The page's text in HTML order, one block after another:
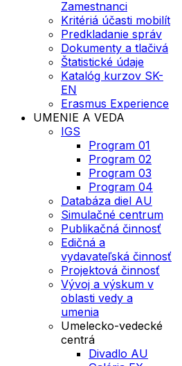
Zamestnanci
Kritériá účasti mobilít
Predkladanie správ
Dokumenty a tlačivá
Štatistické údaje
Katalóg kurzov SK-
EN
Erasmus Experience
UMENIE A VEDA
IGS
Program 01
Program 02
Program 03
Program 04
Databáza diel AU
Simulačné centrum
Publikačná činnosť
Edičná a
vydavateľská činnosť
Projektová činnosť
Vývoj a výskum v
oblasti vedy a
umenia
Umelecko-vedecké
centrá
Divadlo AU